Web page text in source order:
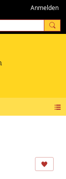
Anmelden